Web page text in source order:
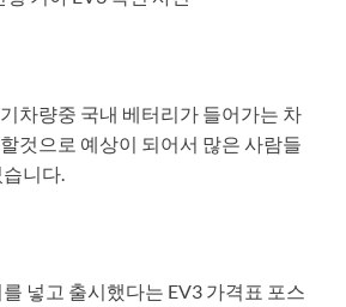
차량중 국내 베터리가 들어가는 차
것으로 예상이 되어서 많은 사람들
니다.
넣고 출시했다는 EV3 가격표 포스